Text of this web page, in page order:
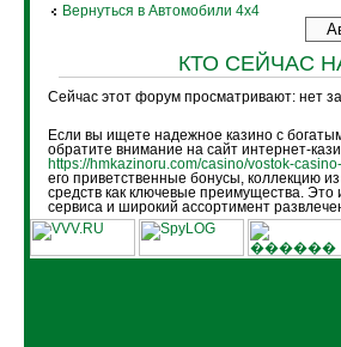
Вернуться в Автомобили 4х4
КТО СЕЙЧАС
Сейчас этот форум просматривают: нет
Если вы ищете надежное казино с
обратите внимание на сайт интернет-
https://hmkazinoru.com/casino/vostok-
его приветственные бонусы, коллекцию
средств как ключевые преимущества. Это
сервиса и широкий ассортимент